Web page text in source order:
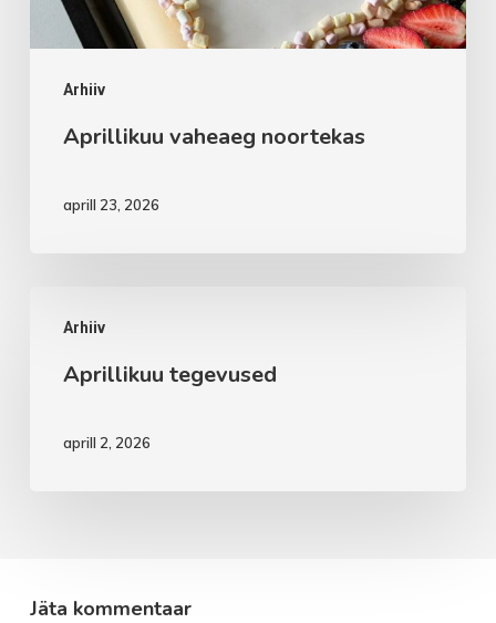
Arhiiv
Aprillikuu vaheaeg noortekas
aprill 23, 2026
Arhiiv
tegevused
Aprillikuu tegevused
aprill 2, 2026
Jäta kommentaar